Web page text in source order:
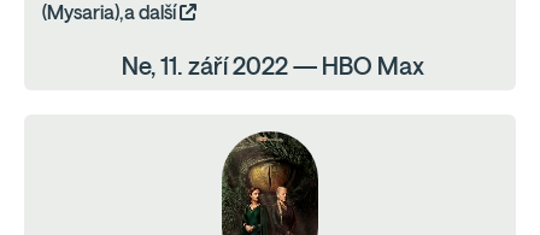
(Mysaria),a další
Ne, 11. září 2022 — HBO Max